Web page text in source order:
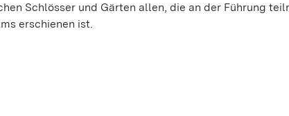
Schlösser und Gärten allen, die an der Führung
erschienen ist.